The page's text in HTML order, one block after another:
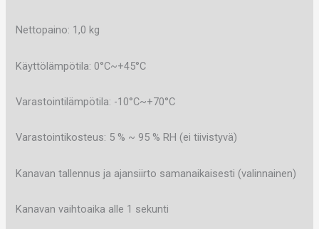
Nettopaino: 1,0 kg
Käyttölämpötila: 0°C~+45°C
Varastointilämpötila: -10°C~+70°C
Varastointikosteus: 5 % ~ 95 % RH (ei tiivistyvä)
Kanavan tallennus ja ajansiirto samanaikaisesti (valinnainen)
Kanavan vaihtoaika alle 1 sekunti